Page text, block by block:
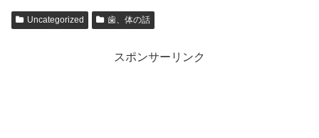
Uncategorized 歯、体の話
スポンサーリンク